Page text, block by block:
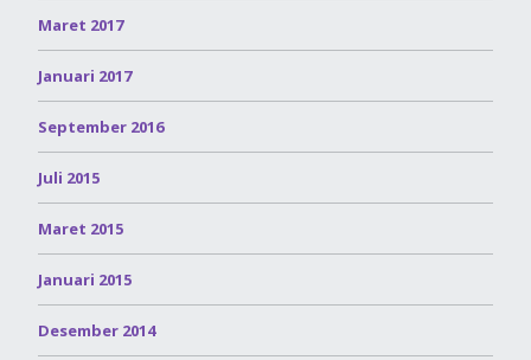
Maret 2017
Januari 2017
September 2016
Juli 2015
Maret 2015
Januari 2015
Desember 2014